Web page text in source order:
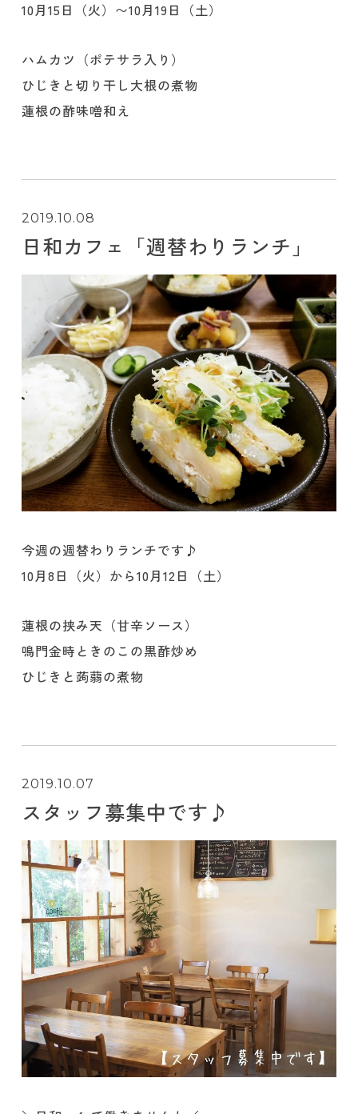
10月15日（火）〜10月19日（土）
ハムカツ（ポテサラ入り）
ひじきと切り干し大根の煮物
蓮根の酢味噌和え
2019.10.08
日和カフェ「週替わりランチ」
今週の週替わりランチです♪
10月8日（火）から10月12日（土）
蓮根の挟み天（甘辛ソース）
鳴門金時ときのこの黒酢炒め
ひじきと蒟蒻の煮物
2019.10.07
スタッフ募集中です♪